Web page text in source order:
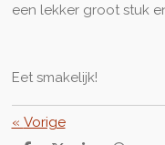
een lekker groot stuk
Eet smakelijk!
« Vorige